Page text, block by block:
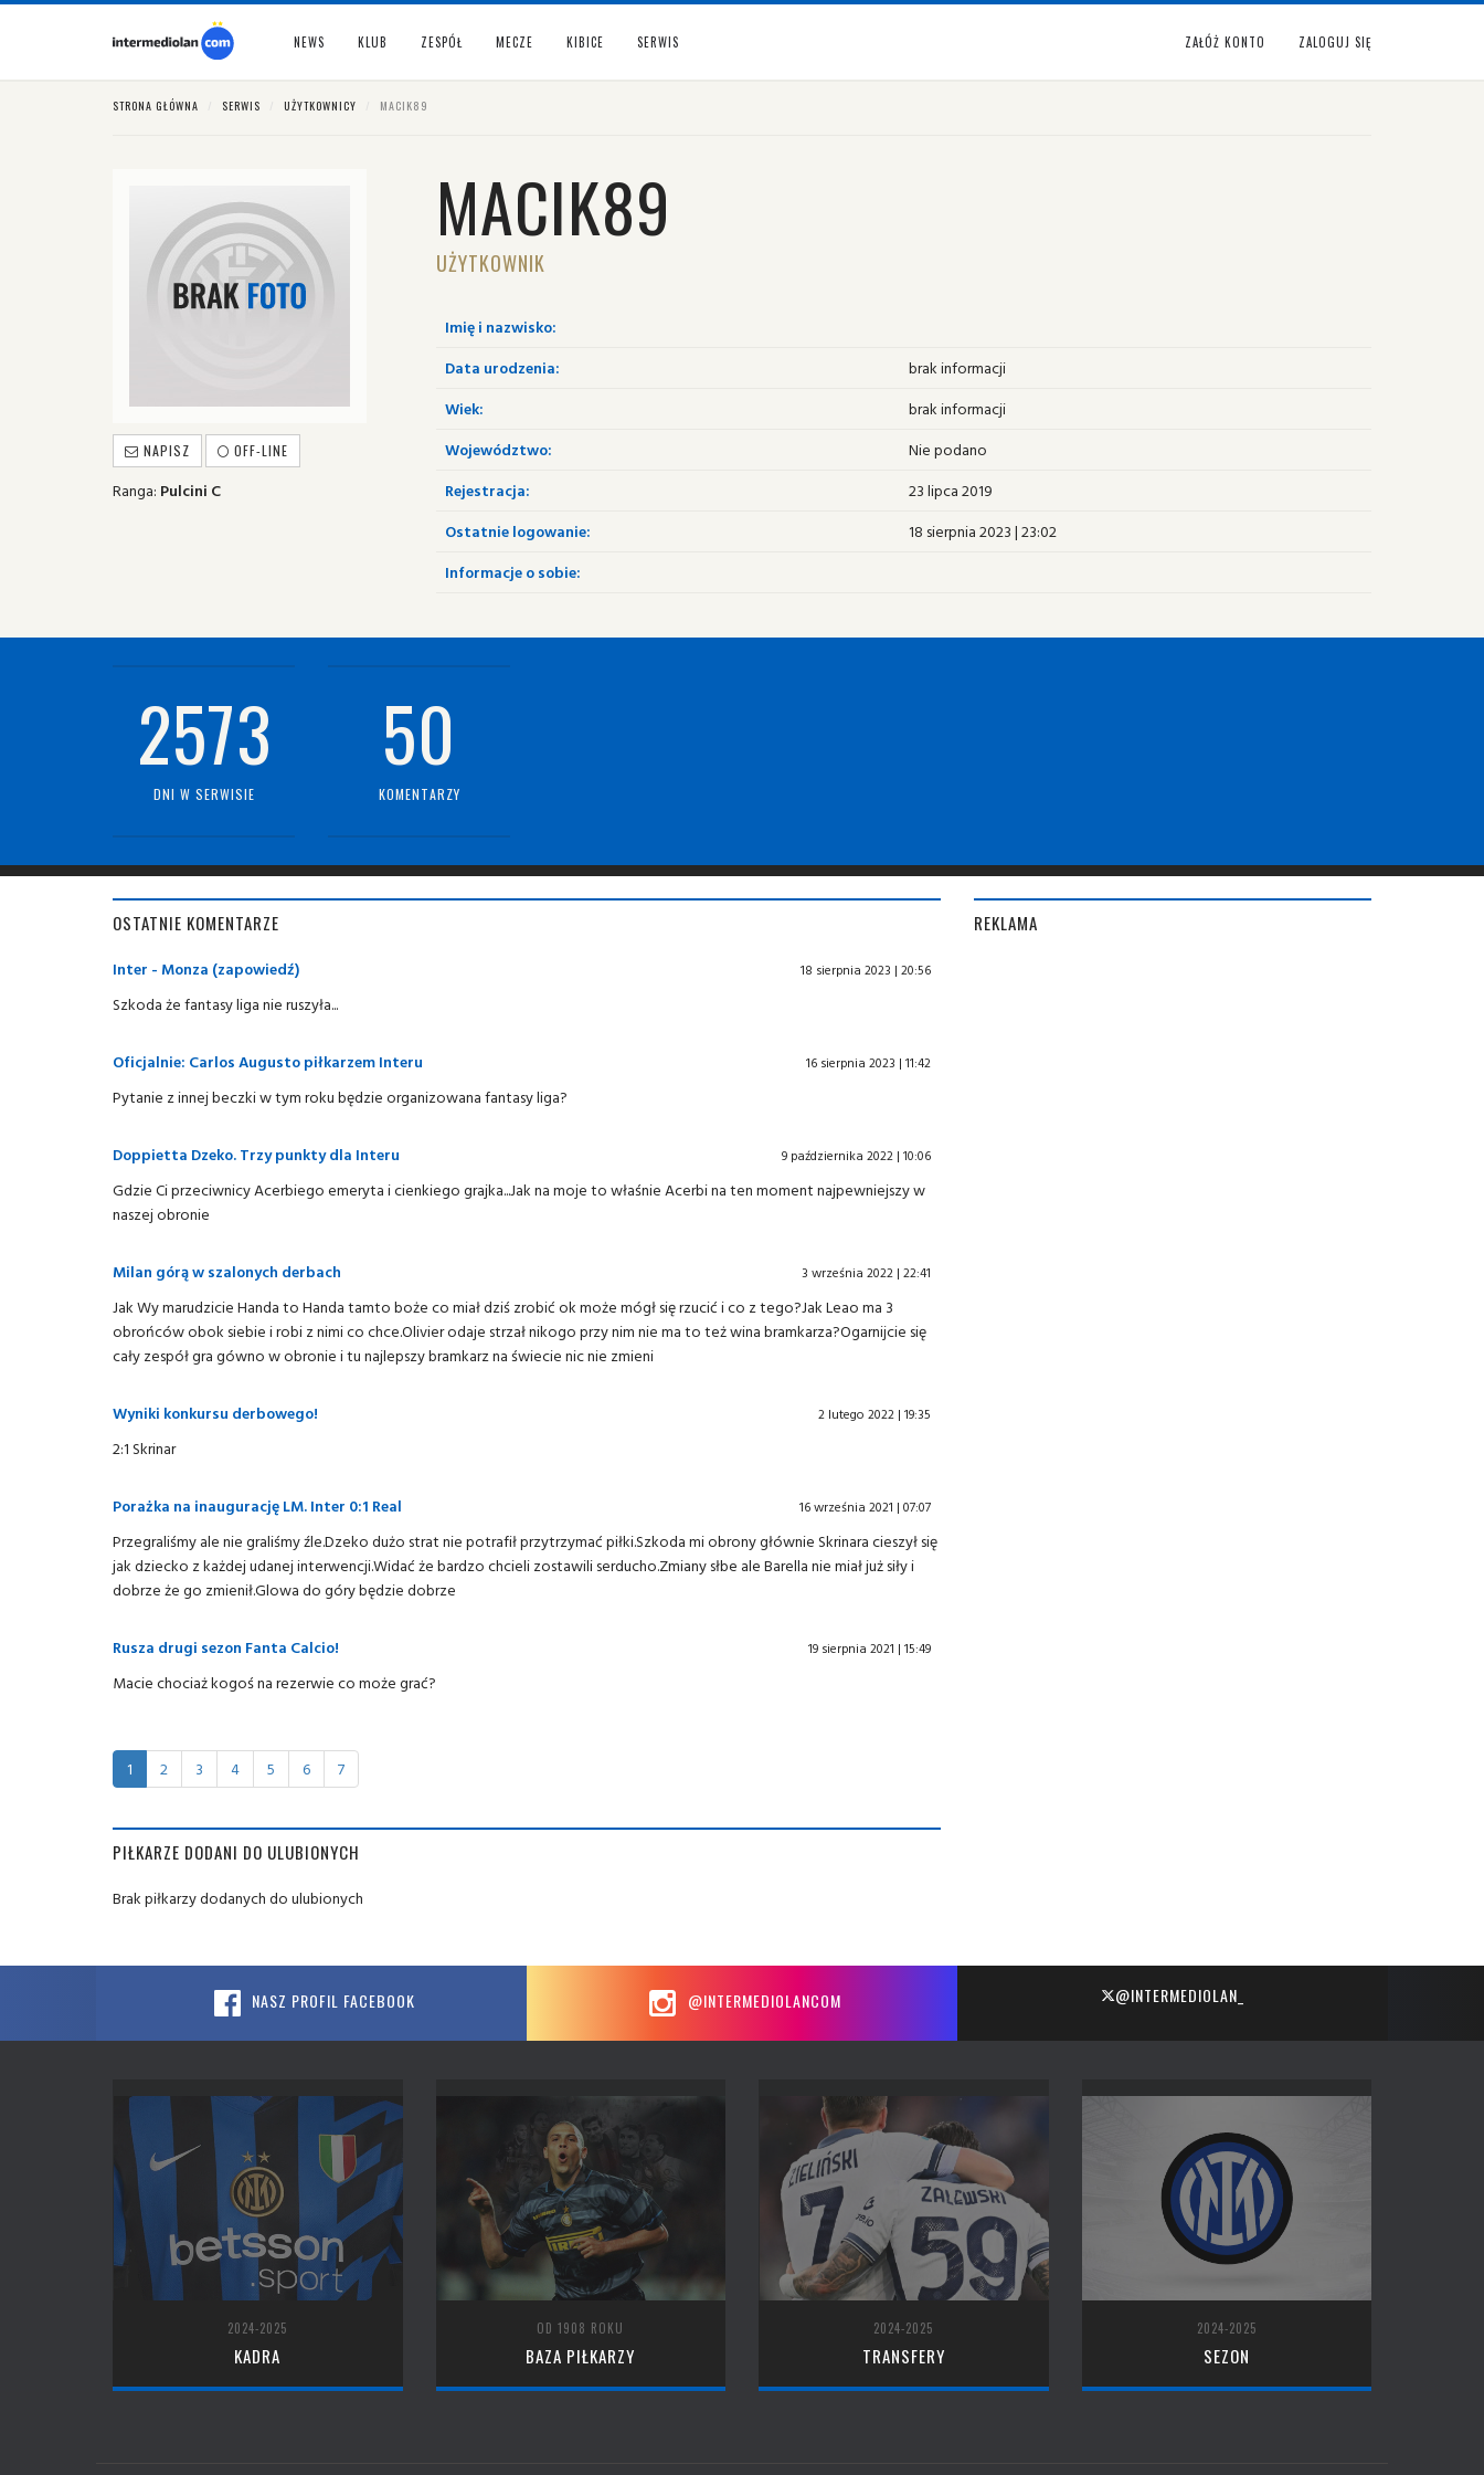
NEWS KLUB ZESPÓŁ MECZE KIBICE SERWIS ZAŁÓŻ KONTO ZALOGUJ SIĘ
STRONA GŁÓWNA SERWIS UŻYTKOWNICY MACIK89
NAPISZ OFF-LINE
Ranga: Pulcini C
MACIK89
UŻYTKOWNIK
Imię i nazwisko:
Data urodzenia:
brak informacji
Wiek:
brak informacji
Województwo:
Nie podano
Rejestracja:
23 lipca 2019
Ostatnie logowanie:
18 sierpnia 2023 | 23:02
Informacje o sobie:
2573
DNI W SERWISIE
50
KOMENTARZY
OSTATNIE KOMENTARZE
Inter - Monza (zapowiedź) 18 sierpnia 2023 | 20:56
Szkoda że fantasy liga nie ruszyła...
Oficjalnie: Carlos Augusto piłkarzem Interu 16 sierpnia 2023 | 11:42
Pytanie z innej beczki w tym roku będzie organizowana fantasy liga?
Doppietta Dzeko. Trzy punkty dla Interu 9 października 2022 | 10:06
Gdzie Ci przeciwnicy Acerbiego emeryta i cienkiego grajka...Jak na moje to właśnie Acerbi na ten moment najpewniejszy w
naszej obronie
Milan górą w szalonych derbach 3 września 2022 | 22:41
Jak Wy marudzicie Handa to Handa tamto boże co miał dziś zrobić ok może mógł się rzucić i co z tego?Jak Leao ma 3
obrońców obok siebie i robi z nimi co chce.Olivier odaje strzał nikogo przy nim nie ma to też wina bramkarza?Ogarnijcie się
cały zespół gra gówno w obronie i tu najlepszy bramkarz na świecie nic nie zmieni
Wyniki konkursu derbowego! 2 lutego 2022 | 19:35
2:1 Skrinar
Porażka na inaugurację LM. Inter 0:1 Real 16 września 2021 | 07:07
Przegraliśmy ale nie graliśmy źle.Dzeko dużo strat nie potrafił przytrzymać piłki.Szkoda mi obrony głównie Skrinara cieszył się
jak dziecko z każdej udanej interwencji.Widać że bardzo chcieli zostawili serducho.Zmiany słbe ale Barella nie miał już siły i
dobrze że go zmienił.Glowa do góry będzie dobrze
Rusza drugi sezon Fanta Calcio! 19 sierpnia 2021 | 15:49
Macie chociaż kogoś na rezerwie co może grać?
1 2 3 4 5 6 7
PIŁKARZE DODANI DO ULUBIONYCH
Brak piłkarzy dodanych do ulubionych
REKLAMA
NASZ PROFIL FACEBOOK @INTERMEDIOLANCOM @INTERMEDIOLAN_
2024-2025
KADRA
OD 1908 ROKU
BAZA PIŁKARZY
2024-2025
TRANSFERY
2024-2025
SEZON